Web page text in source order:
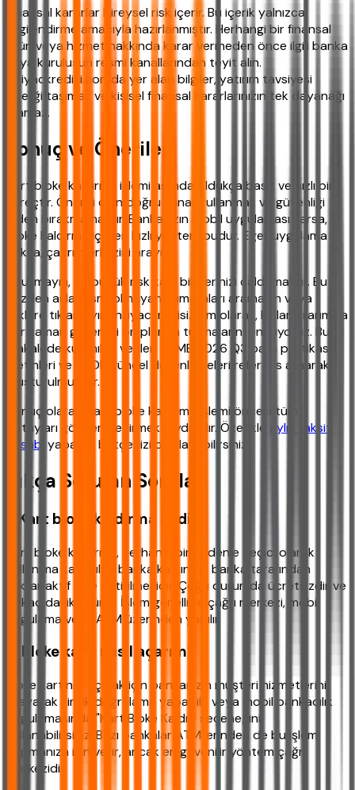
Finansal kararlar bireysel risk içerir. Bu içerik yalnızca
bilgilendirme amacıyla hazırlanmıştır. Herhangi bir finansal
ürün veya hizmet hakkında karar vermeden önce ilgili banka
veya kuruluşun resmi kanallarından teyit alın.
ihtiyackredisi.com'da yer alan bilgiler, yatırım tavsiyesi
niteliği taşımaz ve kişisel finansal kararlarınızın tek dayanağı
olamaz.
Sonuç ve Öneriler
Kart bloke kaldırma işlemi aslında oldukça basit ve hızlı bir
süreçtir. Önemli olan doğru kanalı kullanmak ve güvenliği
elden bırakmamaktır. Bankanızın mobil uygulaması varsa,
bloke kaldırma için en hızlı yöntem budur. Eğer uygulama
yoksa, çağrı merkezini arayın.
Unutmayın, en büyük risk kart bilgilerinizi çaldırmaktır. Bu
yüzden asla resmi olmayan numaraları aramayın veya
linklere tıklamayın. ihtiyackredisi.com olarak, kullanıcılarımıza
her zaman güvenliği ön planda tutmalarını öneriyoruz. Bu
makalede kullanılan veriler, TCMB 2026 Q3 para politikası
metinleri ve BDDK güncel düzenlemeleri referans alınarak
oluşturulmuştur.
Sonuç olarak, kart bloke kaldırma işlemi öncesi tüm
detayları gözden geçirmek faydalıdır. Özellikle
aylık taksit
hesabı yaparak bütçenizi planlayabilirsiniz.
Sıkça Sorulan Sorular
1. Kart bloke kaldırma nedir?
Kart bloke kaldırma, herhangi bir nedenle geçici olarak
kullanıma kapatılan banka kartınızın banka tarafından
tekrar aktif hale getirilmesidir. Çoğu durumda ücretsizdir ve
birkaç dakika sürer. İşlem genellikle çağrı merkezi, mobil
uygulama veya ATM üzerinden yapılır.
2. Bloke kartı nasıl açarım?
Bloke kartınızı açmak için bankanızın müşteri hizmetlerini
arayarak kimlik doğrulama yapabilir veya mobil bankacılık
uygulamasında "Kart Bloke Kaldır" seçeneğini
kullanabilirsiniz. Bazı bankalar ATM'lerinden de bu işlemi
yapmanıza izin verir, ancak en güvenilir yöntem çağrı
merkezidir.